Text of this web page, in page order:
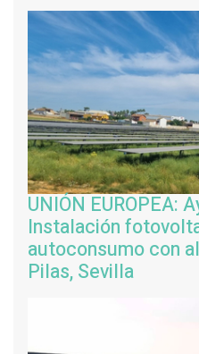
UNIÓN EUROPEA:
Instalación
autoconsumo con
Pilas, Sevilla